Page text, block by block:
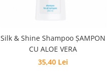
Silk & Shine Shampoo ŞAMPON
CU ALOE VERA
35,40 Lei